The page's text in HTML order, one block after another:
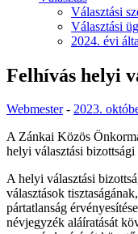
Választási
Választási
2024. évi
Felhívás helyi
Webmester- 2023.
A Zánkai Közös
helyi választási
A helyi választási
választások
pártatlanság
névjegyzék aláíratását